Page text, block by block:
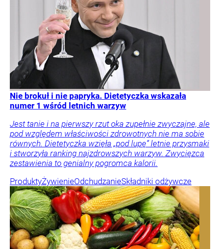
Nie brokuł i nie papryka. Dietetyczka wskazała
numer 1 wśród letnich warzyw
Jest tanie i na pierwszy rzut oka zupełnie zwyczajne, ale
pod względem właściwości zdrowotnych nie ma sobie
równych. Dietetyczka wzięła „pod lupę” letnie przysmaki
i stworzyła ranking najzdrowszych warzyw. Zwycięzca
zestawienia to genialny pogromca kalorii.
ProduktyŻywienieOdchudzanieSkładniki odżywcze